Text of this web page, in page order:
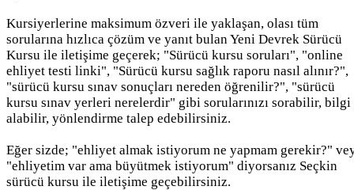
Kursiyerlerine maksimum özveri ile yaklaşan, olası tüm
sorularına hızlıca çözüm ve yanıt bulan Yeni Devrek Sürücü
Kursu ile iletişime geçerek; "Sürücü kursu soruları", "online
ehliyet testi linki", "Sürücü kursu sağlık raporu nasıl alınır?",
"sürücü kursu sınav sonuçları nereden öğrenilir?", "sürücü
kursu sınav yerleri nerelerdir" gibi sorularınızı sorabilir, bilgi
alabilir, yönlendirme talep edebilirsiniz.
Eğer sizde; "ehliyet almak istiyorum ne yapmam gerekir?"
"ehliyetim var ama büyütmek istiyorum" diyorsanız Seçkin
sürücü kursu ile iletişime geçebilirsiniz.